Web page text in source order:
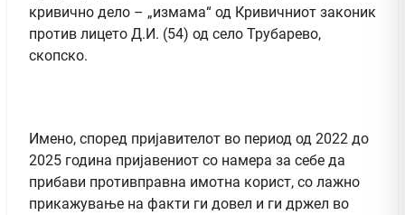
кривично дело – „измама“ од Кривичниот законик
против лицето Д.И. (54) од село Трубарево,
скопско.
Имено, според пријавителот во период од 2022 до
2025 година пријавениот со намера за себе да
прибави противправна имотна корист, со лажно
прикажување на факти ги довел и ги држел во